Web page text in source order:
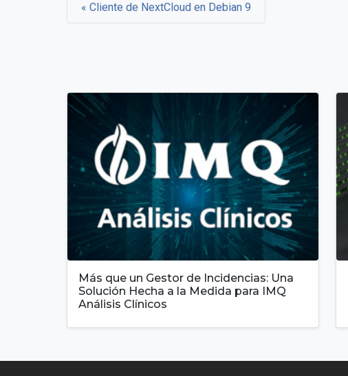
Cliente de NextCloud en Debian 9
Más que un Gestor de Incidencias: Una
Solución Hecha a la Medida para IMQ
Análisis Clínicos